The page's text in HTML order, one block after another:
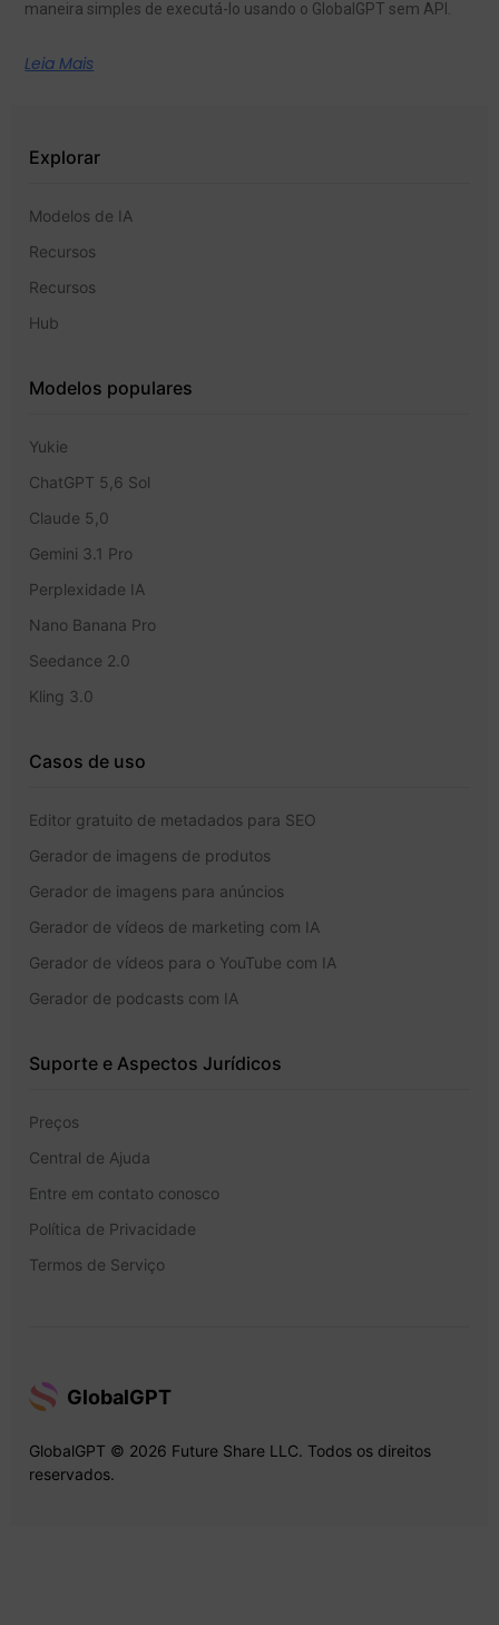
maneira simples de executá-lo usando o GlobalGPT sem API.
Leia Mais
Explorar
Modelos de IA
Recursos
Recursos
Hub
Modelos populares
Yukie
ChatGPT 5,6 Sol
Claude 5,0
Gemini 3.1 Pro
Perplexidade IA
Nano Banana Pro
Seedance 2.0
Kling 3.0
Casos de uso
Editor gratuito de metadados para SEO
Gerador de imagens de produtos
Gerador de imagens para anúncios
Gerador de vídeos de marketing com IA
Gerador de vídeos para o YouTube com IA
Gerador de podcasts com IA
Suporte e Aspectos Jurídicos
Preços
Central de Ajuda
Entre em contato conosco
Política de Privacidade
Termos de Serviço
GlobalGPT
GlobalGPT © 2026 Future Share LLC. Todos os direitos
reservados.